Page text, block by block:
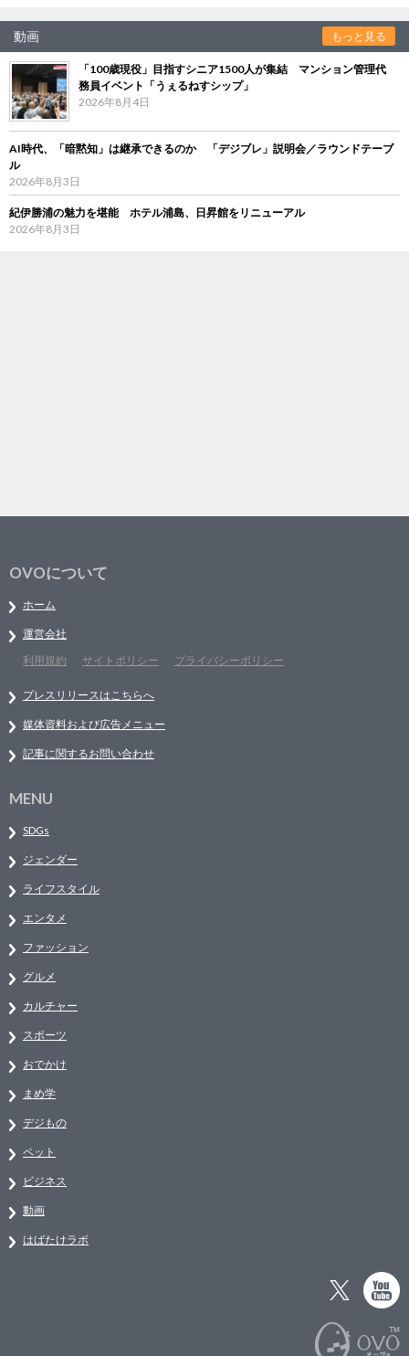
動画 もっと見る
「100歳現役」目指すシニア1500人が集結 マンション管理代
務員イベント「うぇるねすシップ」
2026年8月4日
AI時代、「暗黙知」は継承できるのか 「デジブレ」説明会／ラウンドテーブ
ル
2026年8月3日
紀伊勝浦の魅力を堪能 ホテル浦島、日昇館をリニューアル
2026年8月3日
OVOについて
ホーム
運営会社
利用規約
サイトポリシー プライバシーポリシー
プレスリリースはこちらへ
媒体資料および広告メニュー
記事に関するお問い合わせ
MENU
SDGs
ジェンダー
ライフスタイル
エンタメ
ファッション
グルメ
カルチャー
スポーツ
おでかけ
まめ学
デジもの
ペット
ビジネス
動画
はばたけラボ